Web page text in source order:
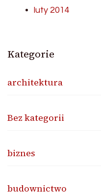
luty 2014
Kategorie
architektura
Bez kategorii
biznes
budownictwo